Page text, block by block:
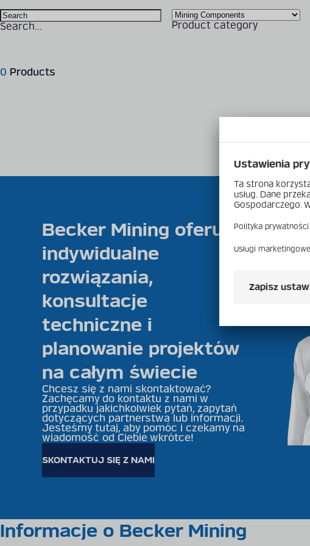
Search... Product category
0 Products
Becker Mining oferuje
indywidualne
rozwiązania,
konsultacje
techniczne i
planowanie projektów
na całym świecie
Chcesz się z nami skontaktować?
Zachęcamy do kontaktu z nami w
przypadku jakichkolwiek pytań, zapytań
dotyczących partnerstwa lub informacji.
Jesteśmy tutaj, aby pomóc i czekamy na
wiadomość od Ciebie wkrótce!
SKONTAKTUJ SIĘ Z NAMI
Informacje o Becker Mining